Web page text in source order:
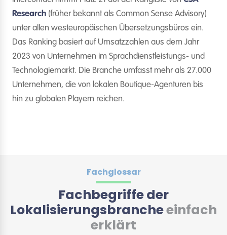
Research (früher bekannt als Common Sense Advisory)
unter allen westeuropäischen Übersetzungsbüros ein.
Das Ranking basiert auf Umsatzzahlen aus dem Jahr
2023 von Unternehmen im Sprachdienstleistungs- und
Technologiemarkt. Die Branche umfasst mehr als 27.000
Unternehmen, die von lokalen Boutique-Agenturen bis
hin zu globalen Playern reichen.
Fachglossar
Fachbegriffe der
Lokalisierungsbrancheeinfach
erklärt